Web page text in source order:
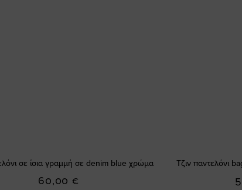
σε ίσια γραμμή σε denim blue χρώμα
60,00 €
Τζιν παντελόνι